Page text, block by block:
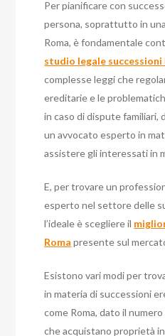
Per pianificare con
persona, soprattutto in
Roma, è fondamentale
studio legale successioni
complesse leggi che
ereditarie e le
in caso di dispute familiari,
un avvocato esperto in
assistere gli interessati in
E, per trovare un
esperto nel settore delle
l’ideale è scegliere il
Roma presente sul
Esistono vari modi per
in materia di successioni
come Roma, dato il
che acquistano proprietà